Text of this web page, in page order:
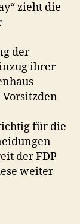
zieht die
der
ihrer
für die
der FDP
weiter